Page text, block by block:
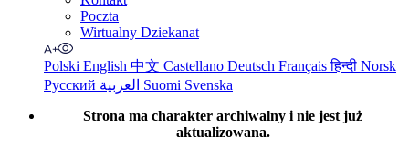
Poczta
Wirtualny Dziekanat
Polski English 中文 Castellano Deutsch Françaisहिन्दी Norsk
Русский
Suomi Svenska
Strona ma charakter archiwalny i nie jest już
aktualizowana.